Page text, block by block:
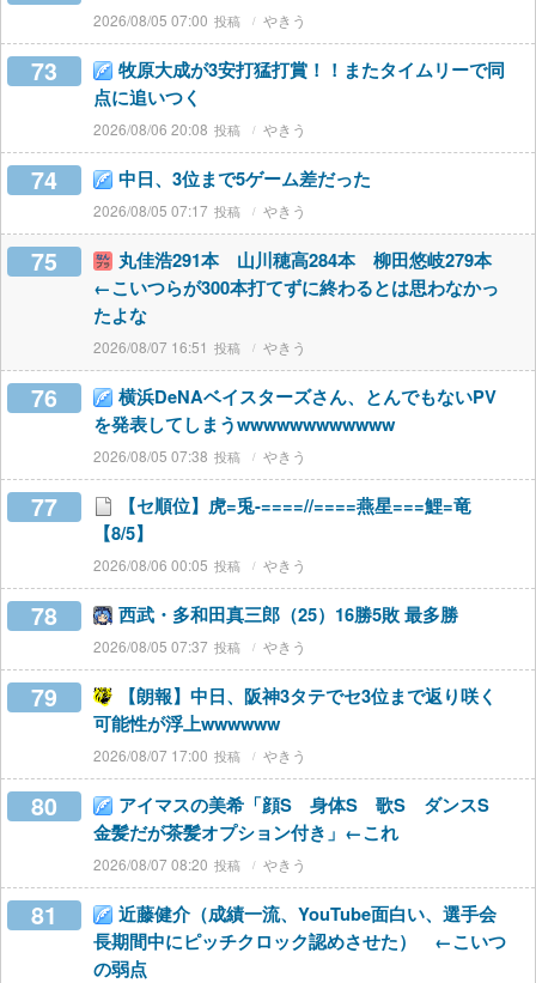
2026/08/05 07:00 やきう
73
牧原大成が3安打猛打賞！！またタイムリーで同
点に追いつく
2026/08/06 20:08 やきう
74 中日、3位まで5ゲーム差だった
2026/08/05 07:17 やきう
75
丸佳浩291本 山川穂高284本 柳田悠岐279本
←こいつらが300本打てずに終わるとは思わなかっ
たよな
2026/08/07 16:51 やきう
76
横浜DeNAベイスターズさん、とんでもないPV
を発表してしまうwwwwwwwwwwww
2026/08/05 07:38 やきう
77
【セ順位】虎=兎-====//====燕星===鯉=竜
【8/5】
2026/08/06 00:05 やきう
78 西武・多和田真三郎（25）16勝5敗 最多勝
2026/08/05 07:37 やきう
79
【朗報】中日、阪神3タテでセ3位まで返り咲く
可能性が浮上wwwwww
2026/08/07 17:00 やきう
80
アイマスの美希「顔S 身体S 歌S ダンスS
金髪だが茶髪オプション付き」←これ
2026/08/07 08:20 やきう
81
近藤健介（成績一流、YouTube面白い、選手会
長期間中にピッチクロック認めさせた） ←こいつ
の弱点